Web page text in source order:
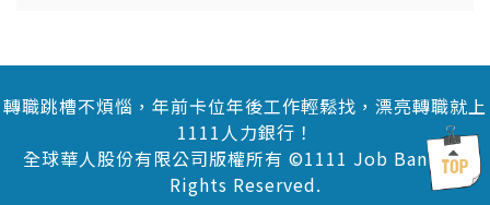
轉職跳槽不煩惱，年前卡位年後工作輕鬆找，漂亮轉職就上
1111人力銀行！
全球華人股份有限公司版權所有 ©1111 Job Bank All
Rights Reserved.